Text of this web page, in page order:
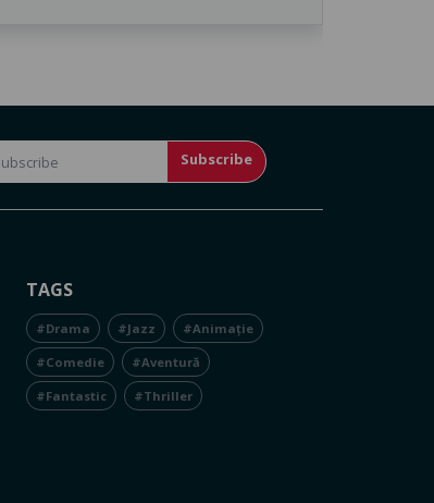
Subscribe
TAGS
#Drama #Jazz #Animație
#Comedie #Aventură
#Fantastic #Thriller